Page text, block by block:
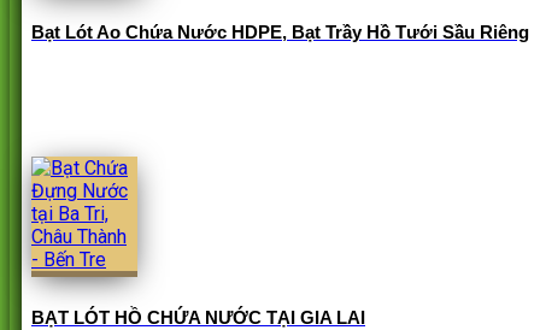
Bạt Lót Ao Chứa Nước HDPE, Bạt Trầy Hồ Tưới Sầu Riêng
BẠT LÓT HỒ CHỨA NƯỚC TẠI GIA LAI